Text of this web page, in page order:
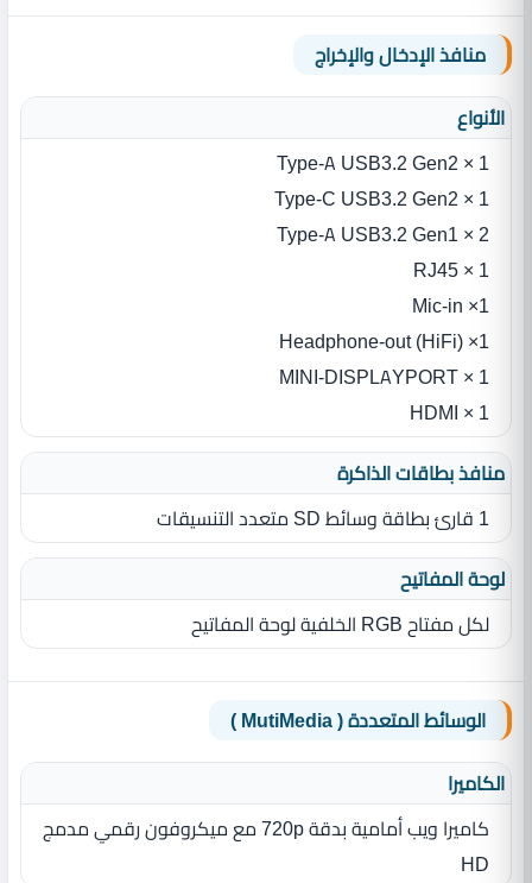
منافذ الإدخال والإخراج
الأنواع
1 × Type-A USB3.2 Gen2
1 × Type-C USB3.2 Gen2
2 × Type-A USB3.2 Gen1
1 × RJ45
1× Mic-in
1× Headphone-out (HiFi)
1 × MINI-DISPLAYPORT
1 × HDMI
منافذ بطاقات الذاكرة
1 قارئ بطاقة وسائط SD متعدد التنسيقات
لوحة المفاتيح
لكل مفتاح RGB الخلفية لوحة المفاتيح
الوسائط المتعددة ( MutiMedia )
الكاميرا
كاميرا ويب أمامية بدقة 720p مع ميكروفون رقمي مدمج
HD